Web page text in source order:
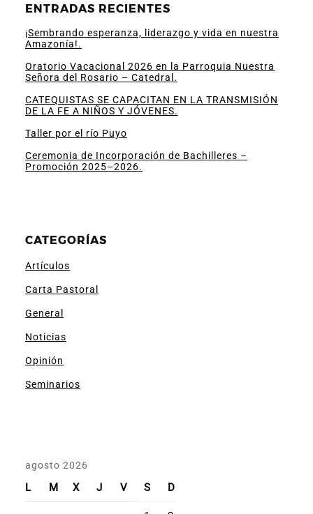
ENTRADAS RECIENTES
¡Sembrando esperanza, liderazgo y vida en nuestra
Amazonía!.
Oratorio Vacacional 2026 en la Parroquia Nuestra
Señora del Rosario – Catedral.
CATEQUISTAS SE CAPACITAN EN LA TRANSMISIÓN
DE LA FE A NIÑOS Y JÓVENES.
Taller por el río Puyo
Ceremonia de Incorporación de Bachilleres –
Promoción 2025–2026.
CATEGORÍAS
Artículos
Carta Pastoral
General
Noticias
Opinión
Seminarios
agosto 2026
L M X J V S D